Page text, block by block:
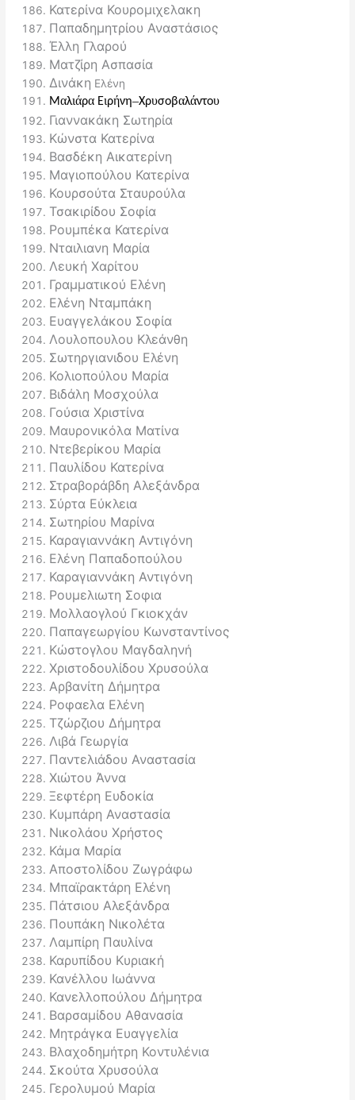
Κατερίνα Κουρομιχελακη
Παπαδημητρίου Αναστάσιος
Έλλη Γλαρού
Ματζίρη Ασπασία
Δινάκη Ελένη
Μαλιάρα Ειρήνη–Χρυσοβαλάντου
Γιαννακάκη Σωτηρία
Κώνστα Κατερίνα
Βασδέκη Αικατερίνη
Μαγιοπούλου Κατερίνα
Κουρσούτα Σταυρούλα
Τσακιρίδου Σοφία
Ρουμπέκα Κατερίνα
Νταιλιανη Μαρία
Λευκή Χαρίτου
Γραμματικού Ελένη
Ελένη Νταμπάκη
Ευαγγελάκου Σοφία
Λουλοπουλου Κλεάνθη
Σωτηργιανιδου Ελένη
Κολιοπούλου Μαρία
Βιδάλη Μοσχούλα
Γούσια Χριστίνα
Μαυρονικόλα Ματίνα
Ντεβερίκου Μαρία
Παυλίδου Κατερίνα
Στραβοράβδη Αλεξάνδρα
Σύρτα Εύκλεια
Σωτηρίου Μαρίνα
Καραγιαννάκη Αντιγόνη
Ελένη Παπαδοπούλου
Καραγιαννάκη Αντιγόνη
Ρουμελιωτη Σοφια
Μολλαογλού Γκιοκχάν
Παπαγεωργίου Κωνσταντίνος
Κώστογλου Μαγδαληνή
Χριστοδουλίδου Χρυσούλα
Αρβανίτη Δήμητρα
Ροφαελα Ελένη
Τζώρζιου Δήμητρα
Λιβά Γεωργία
Παντελιάδου Αναστασία
Χιώτου Άννα
Ξεφτέρη Ευδοκία
Κυμπάρη Αναστασία
Νικολάου Χρήστος
Κάμα Μαρία
Αποστολίδου Ζωγράφω
Μπαϊρακτάρη Ελένη
Πάτσιου Αλεξάνδρα
Πουπάκη Νικολέτα
Λαμπίρη Παυλίνα
Καρυπίδου Κυριακή
Κανέλλου Ιωάννα
Κανελλοπούλου Δήμητρα
Βαρσαμίδου Αθανασία
Μητράγκα Ευαγγελία
Βλαχοδημήτρη Κοντυλένια
Σκούτα Χρυσούλα
Γερολυμού Μαρία